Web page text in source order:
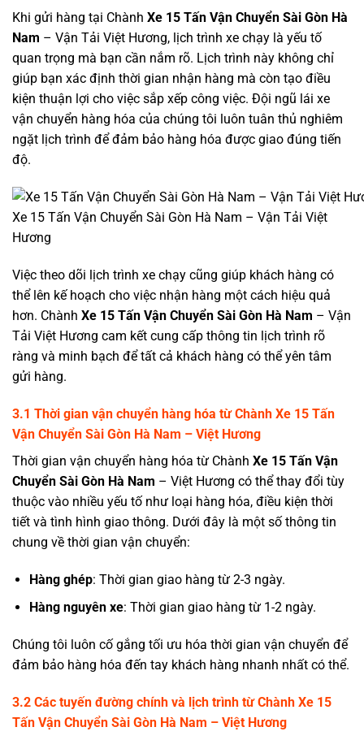
Khi gửi hàng tại Chành Xe 15 Tấn Vận Chuyển Sài Gòn Hà
Nam – Vận Tải Việt Hương, lịch trình xe chạy là yếu tố
quan trọng mà bạn cần nắm rõ. Lịch trình này không chỉ
giúp bạn xác định thời gian nhận hàng mà còn tạo điều
kiện thuận lợi cho việc sắp xếp công việc. Đội ngũ lái xe
vận chuyển hàng hóa của chúng tôi luôn tuân thủ nghiêm
ngặt lịch trình để đảm bảo hàng hóa được giao đúng tiến
độ.
Xe 15 Tấn Vận Chuyển Sài Gòn Hà Nam – Vận Tải Việt
Hương
Việc theo dõi lịch trình xe chạy cũng giúp khách hàng có
thể lên kế hoạch cho việc nhận hàng một cách hiệu quả
hơn. Chành Xe 15 Tấn Vận Chuyển Sài Gòn Hà Nam – Vận
Tải Việt Hương cam kết cung cấp thông tin lịch trình rõ
ràng và minh bạch để tất cả khách hàng có thể yên tâm
gửi hàng.
3.1 Thời gian vận chuyển hàng hóa từChành Xe 15 Tấn
Vận Chuyển Sài Gòn Hà Nam – Việt Hương
Thời gian vận chuyển hàng hóa từ Chành Xe 15 Tấn Vận
Chuyển Sài Gòn Hà Nam – Việt Hương có thể thay đổi tùy
thuộc vào nhiều yếu tố như loại hàng hóa, điều kiện thời
tiết và tình hình giao thông. Dưới đây là một số thông tin
chung về thời gian vận chuyển:
Hàng ghép: Thời gian giao hàng từ 2-3 ngày.
Hàng nguyên xe: Thời gian giao hàng từ 1-2 ngày.
Chúng tôi luôn cố gắng tối ưu hóa thời gian vận chuyển để
đảm bảo hàng hóa đến tay khách hàng nhanh nhất có thể.
3.2 Các tuyến đường chính và lịch trình từChành Xe 15
Tấn Vận Chuyển Sài Gòn Hà Nam – Việt Hương